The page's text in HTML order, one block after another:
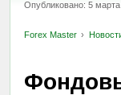
Опубликовано: 5
Forex Master